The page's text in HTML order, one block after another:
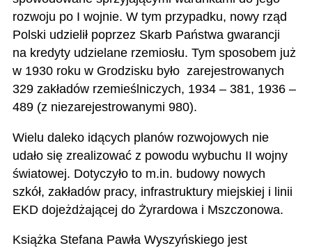
rozwoju po I wojnie. W tym przypadku, nowy rząd
Polski udzielił poprzez Skarb Państwa gwarancji
na kredyty udzielane rzemiosłu. Tym sposobem już
w 1930 roku w Grodzisku było zarejestrowanych
329 zakładów rzemieślniczych, 1934 – 381, 1936 –
489 (z niezarejestrowanymi 980).
Wielu daleko idących planów rozwojowych nie
udało się zrealizować z powodu wybuchu II wojny
światowej. Dotyczyło to m.in. budowy nowych
szkół, zakładów pracy, infrastruktury miejskiej i linii
EKD dojeżdżającej do Żyrardowa i Mszczonowa.
Książka Stefana Pawła Wyszyńskiego jest